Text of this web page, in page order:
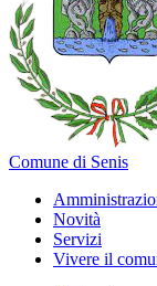
Comune di Senis
Novità
Servizi
Vivere il